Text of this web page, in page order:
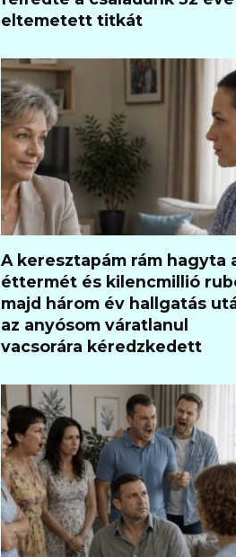
eltemetett titkát
A keresztapám rám hagyta
éttermét és kilencmillió
majd három év hallgatás
az anyósom váratlanul
vacsorára kéredzkedett